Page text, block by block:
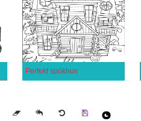
Perfekt spökhus